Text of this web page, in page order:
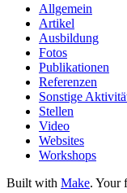
Allgemein
Artikel
Ausbildung
Fotos
Publikationen
Referenzen
Sonstige
Stellen
Video
Websites
Workshops
Built with Make. Your